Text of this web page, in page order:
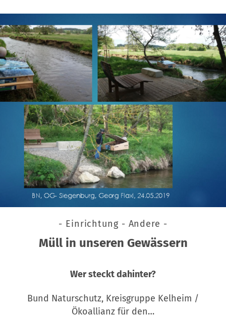
- Einrichtung - Andere -
Müll in unseren Gewässern
Wer steckt dahinter?
Bund Naturschutz, Kreisgruppe Kelheim /
Ökoallianz für den…